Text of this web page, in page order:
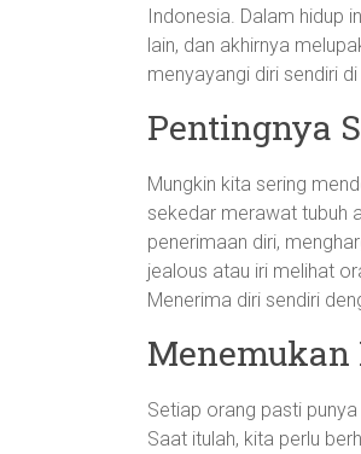
Indonesia. Dalam hidup
lain, dan akhirnya
menyayangi diri sendiri
Pentingnya
Mungkin kita sering
sekedar merawat tubuh
penerimaan diri,
jealous atau iri melihat
Menerima diri sendiri
Setiap orang pasti
Saat itulah, kita perlu